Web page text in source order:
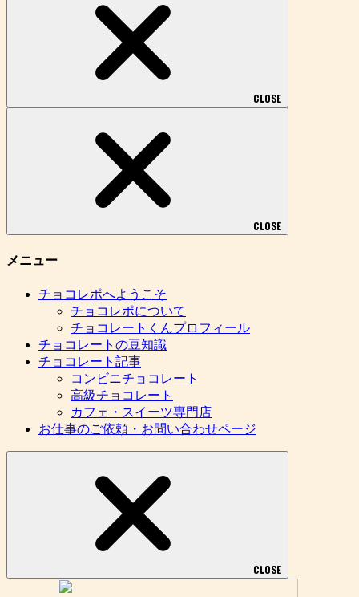
CLOSE
CLOSE
メニュー
チョコレポへようこそ
チョコレポについて
チョコレートくんプロフィール
チョコレートの豆知識
チョコレート記事
コンビニチョコレート
高級チョコレート
カフェ・スイーツ専門店
お仕事のご依頼・お問い合わせページ
CLOSE